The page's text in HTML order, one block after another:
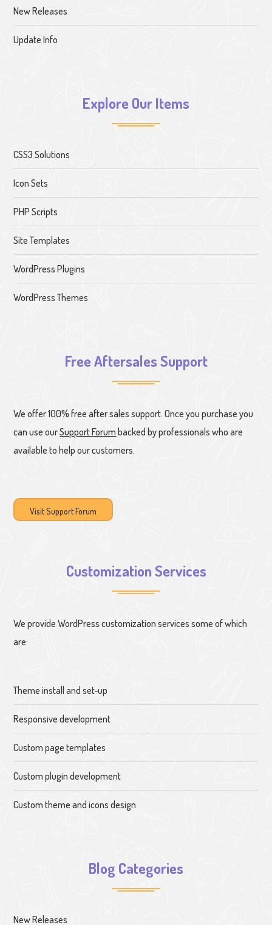
New Releases
Update Info
Explore Our Items
CSS3 Solutions
Icon Sets
PHP Scripts
Site Templates
WordPress Plugins
WordPress Themes
Free Aftersales Support
We offer 100% free after sales support. Once you purchase you
can use ourSupport Forum backed by professionals who are
available to help our customers.
Visit Support Forum
Customization Services
We provide WordPress customization services some of which
are:
Theme install and set-up
Responsive development
Custom page templates
Custom plugin development
Custom theme and icons design
Blog Categories
New Releases